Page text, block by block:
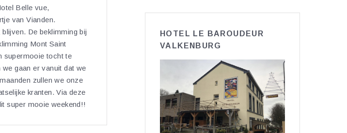
Belle vue,
van Vianden.
De beklimming bij
Mont Saint
supermooie tocht te
gaan er vanuit dat we
zullen we onze
kranten. Via deze
super mooie weekend!!
HOTEL LE BAROUDEUR
VALKENBURG